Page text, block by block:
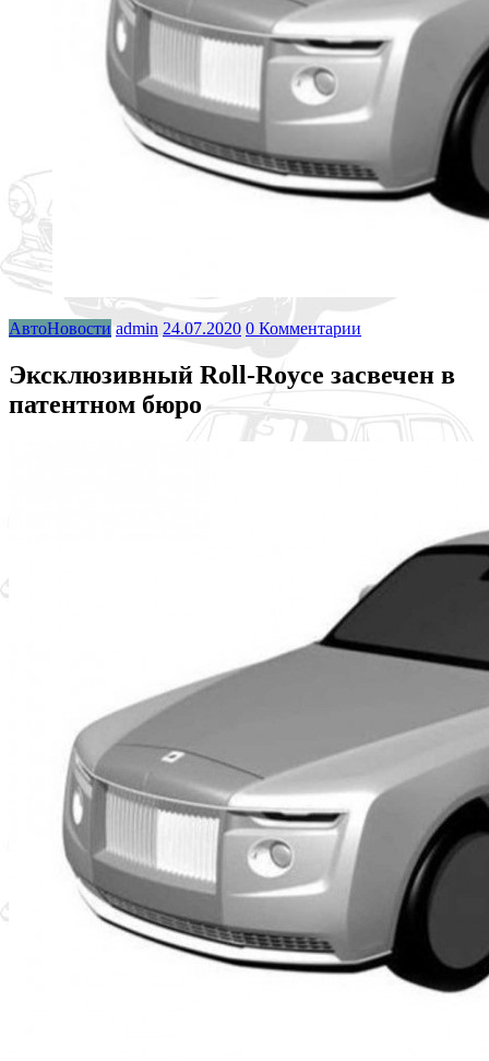
АвтоНовости admin 24.07.2020 0 Комментарии
Эксклюзивный Roll-Royce засвечен в
патентном бюро